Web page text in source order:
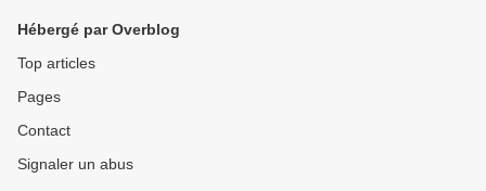
Hébergé par Overblog
Top articles
Pages
Contact
Signaler un abus